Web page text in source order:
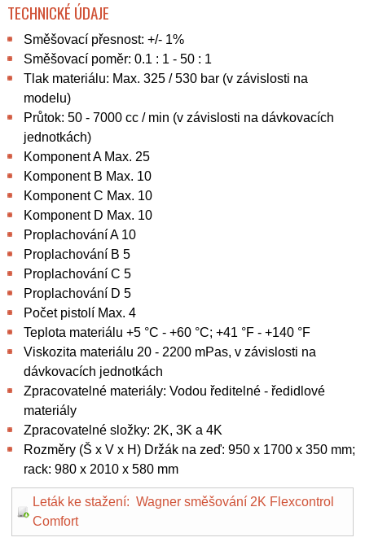
TECHNICKÉ ÚDAJE
Směšovací přesnost: +/- 1%
Směšovací poměr: 0.1 : 1 - 50 : 1
Tlak materiálu: Max. 325 / 530 bar (v závislosti na
modelu)
Průtok: 50 - 7000 cc / min (v závislosti na dávkovacích
jednotkách)
Komponent A Max. 25
Komponent B Max. 10
Komponent C Max. 10
Komponent D Max. 10
Proplachování A 10
Proplachování B 5
Proplachování C 5
Proplachování D 5
Počet pistolí Max. 4
Teplota materiálu +5 °C - +60 °C; +41 °F - +140 °F
Viskozita materiálu 20 - 2200 mPas, v závislosti na
dávkovacích jednotkách
Zpracovatelné materiály: Vodou ředitelné - ředidlové
materiály
Zpracovatelné složky: 2K, 3K a 4K
Rozměry (Š x V x H) Držák na zeď: 950 x 1700 x 350 mm;
rack: 980 x 2010 x 580 mm
Leták ke stažení: Wagner směšování 2K Flexcontrol
Comfort